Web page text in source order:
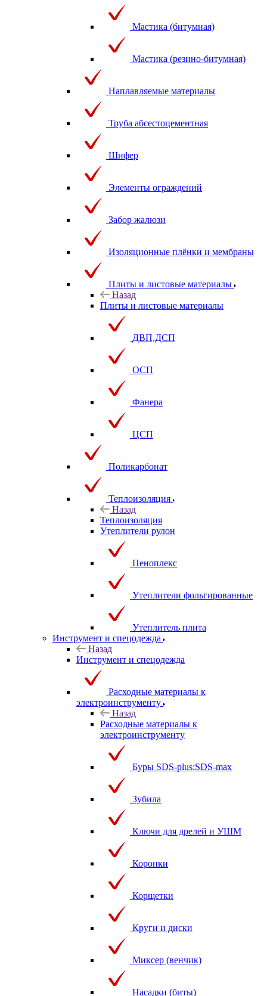
Мастика (битумная)
Мастика (резино-битумная)
Наплавляемые материалы
Труба абсестоцементная
Шифер
Элементы ограждений
Забор жалюзи
Изоляционные плёнки и мембраны
Плиты и листовые материалы
Назад
Плиты и листовые материалы
ДВП,ДСП
ОСП
Фанера
ЦСП
Поликарбонат
Теплоизоляция
Назад
Теплоизоляция
Утеплители рулон
Пеноплекс
Утеплители фольгированные
Утеплитель плита
Инструмент и спецодежда
Назад
Инструмент и спецодежда
Расходные материалы к
электроинструменту
Назад
Расходные материалы к
электроинструменту
Буры SDS-plus;SDS-max
Зубила
Ключи для дрелей и УШМ
Коронки
Корщетки
Круги и диски
Миксер (венчик)
Насадки (биты)